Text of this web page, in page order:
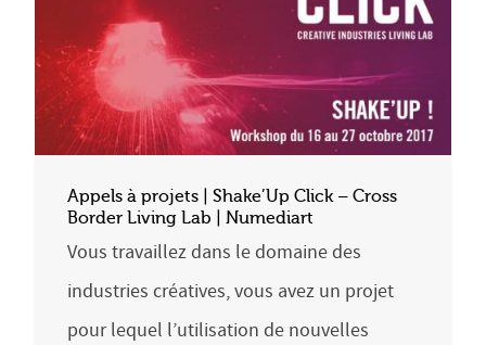
Appels à projets | Shake’Up Click – Cross
Border Living Lab | Numediart
Vous travaillez dans le domaine des
industries créatives, vous avez un projet
pour lequel l’utilisation de nouvelles